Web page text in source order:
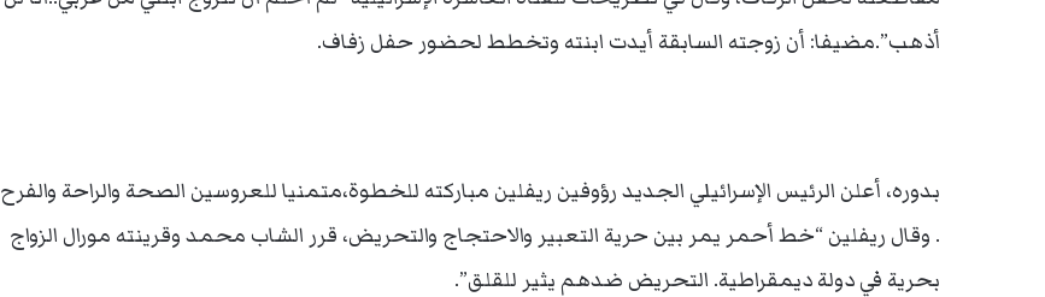
أذهب”.مضيفا: أن زوجته السابقة أيدت ابنته وتخطط لحضور حفل زفاف.
بدوره، أعلن الرئيس الإسرائيلي الجديد رؤوفين ريفلين مباركته للخطوة،متمنيا للعروسين الصحة والراحة والفرح
. وقال ريفلين “خط أحمر يمر بين حرية التعبير والاحتجاج والتحريض، قرر الشاب محمد وقرينته مورال الزواج
بحرية في دولة ديمقراطية. التحريض ضدهم يثير للقلق”.